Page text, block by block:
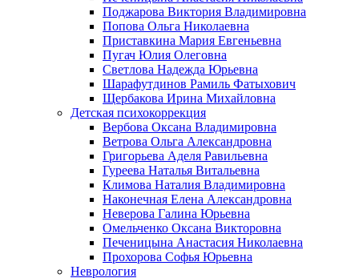
Поджарова Виктория Владимировна
Попова Ольга Николаевна
Приставкина Мария Евгеньевна
Пугач Юлия Олеговна
Светлова Надежда Юрьевна
Шарафутдинов Рамиль Фатыхович
Щербакова Ирина Михайловна
Детская психокоррекция
Вербова Оксана Владимировна
Ветрова Ольга Александровна
Григорьева Аделя Равильевна
Гуреева Наталья Витальевна
Климова Наталия Владимировна
Наконечная Елена Александровна
Неверова Галина Юрьевна
Омельченко Оксана Викторовна
Печеницына Анастасия Николаевна
Прохорова Софья Юрьевна
Неврология